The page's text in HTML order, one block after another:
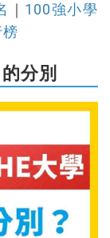
｜ 100強小學
分別